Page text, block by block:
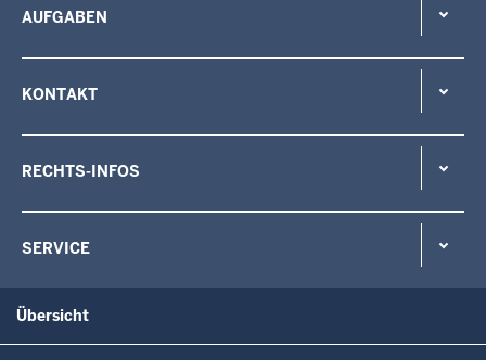
AUFGABEN
KONTAKT
RECHTS-INFOS
SERVICE
Übersicht